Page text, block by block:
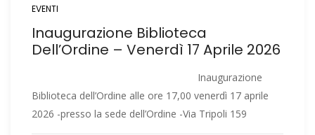
EVENTI
Inaugurazione Biblioteca
Dell’Ordine – Venerdì 17 Aprile 2026
Inaugurazione
Biblioteca dell’Ordine alle ore 17,00 venerdì 17 aprile
2026 -presso la sede dell’Ordine -Via Tripoli 159